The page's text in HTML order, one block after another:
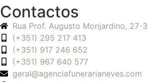
Contactos
Rua Prof. Augusto Monjardino,
(+351) 295 217 413
(+351) 917 246 652
(+351) 967 640 577
geral@agenciafunerarianeves.com